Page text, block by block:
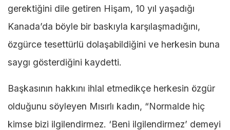
gerektiğini dile getiren Hişam, 10 yıl yaşadığı
Kanada’da böyle bir baskıyla karşılaşmadığını,
özgürce tesettürlü dolaşabildiğini ve herkesin buna
saygı gösterdiğini kaydetti.
Başkasının hakkını ihlal etmedikçe herkesin özgür
olduğunu söyleyen Mısırlı kadın, “Normalde hiç
kimse bizi ilgilendirmez. ‘Beni ilgilendirmez’ demeyi